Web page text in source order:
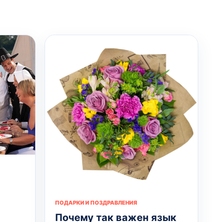
ПОДАРКИ И ПОЗДРАВЛЕНИЯ
Почему так важен язык